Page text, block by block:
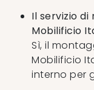
Il servizio
Mobilificio
Sì, il
Mobilificio
interno per